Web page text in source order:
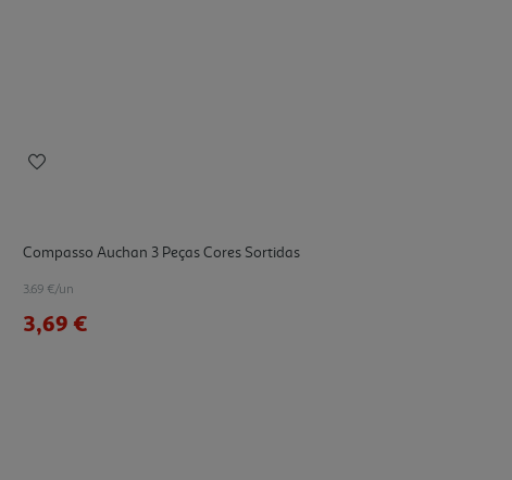
Compasso Auchan 3 Peças Cores Sortidas
3.69 €/un
3,69 €